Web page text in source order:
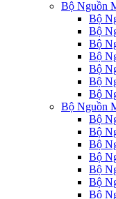
Bộ Nguồn
Bộ
Bộ
Bộ
Bộ
Bộ
Bộ
Bộ
Bộ Nguồn
Bộ
Bộ
Bộ
Bộ
Bộ
Bộ
Bộ